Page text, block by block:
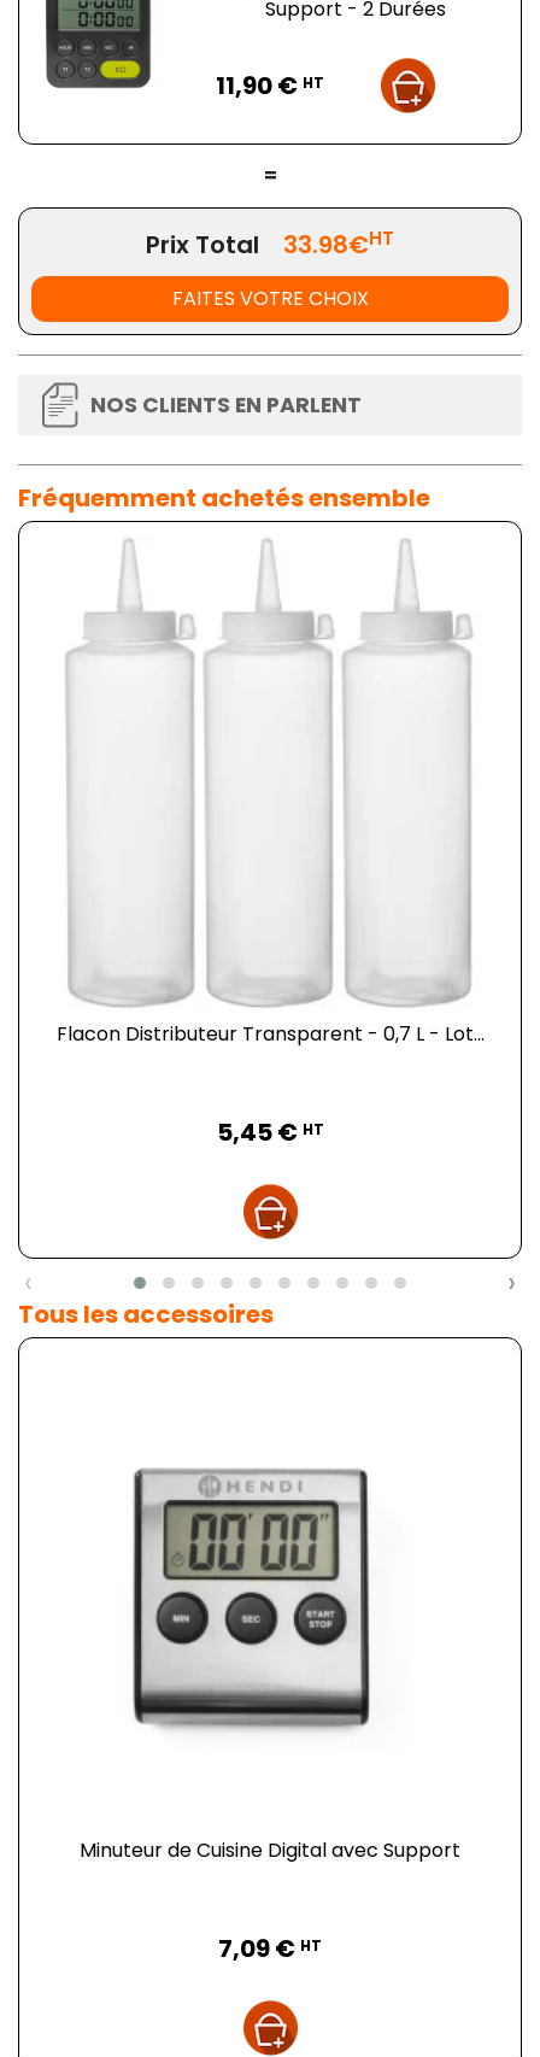
Support - 2 Durées
11,90 € HT
=
Prix Total 33.98€HT
FAITES VOTRE CHOIX
NOS CLIENTS EN PARLENT
Fréquemment achetés ensemble
Flacon Distributeur Transparent - 0,7 L - Lot...
5,45 € HT
‹ ›
Tous les accessoires
Minuteur de Cuisine Digital avec Support
7,09 € HT